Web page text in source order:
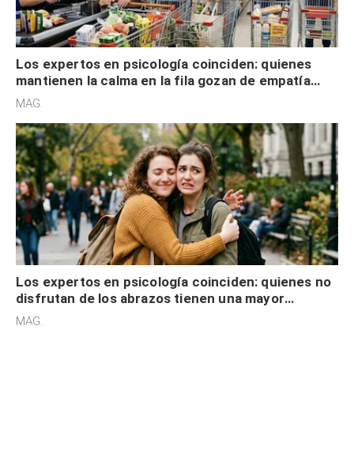
Los expertos en psicología coinciden: quienes
mantienen la calma en la fila gozan de empatía
cognitiva, gratitud y no solo tienen autocontrol
MAG.
Los expertos en psicología coinciden: quienes no
disfrutan de los abrazos tienen una mayor
sensibilidad a los estímulos físicos y no es por
MAG.